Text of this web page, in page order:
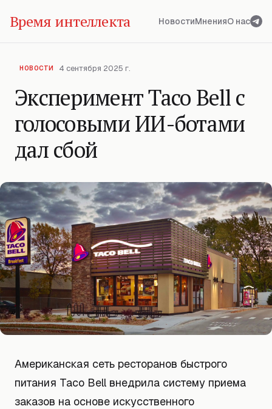
Время интеллекта НовостиМненияО нас
НОВОСТИ 4 сентября 2025 г.
Эксперимент Taco Bell с
голосовыми ИИ-ботами
дал сбой
Американская сеть ресторанов быстрого
питания Taco Bell внедрила систему приема
заказов на основе искусственного